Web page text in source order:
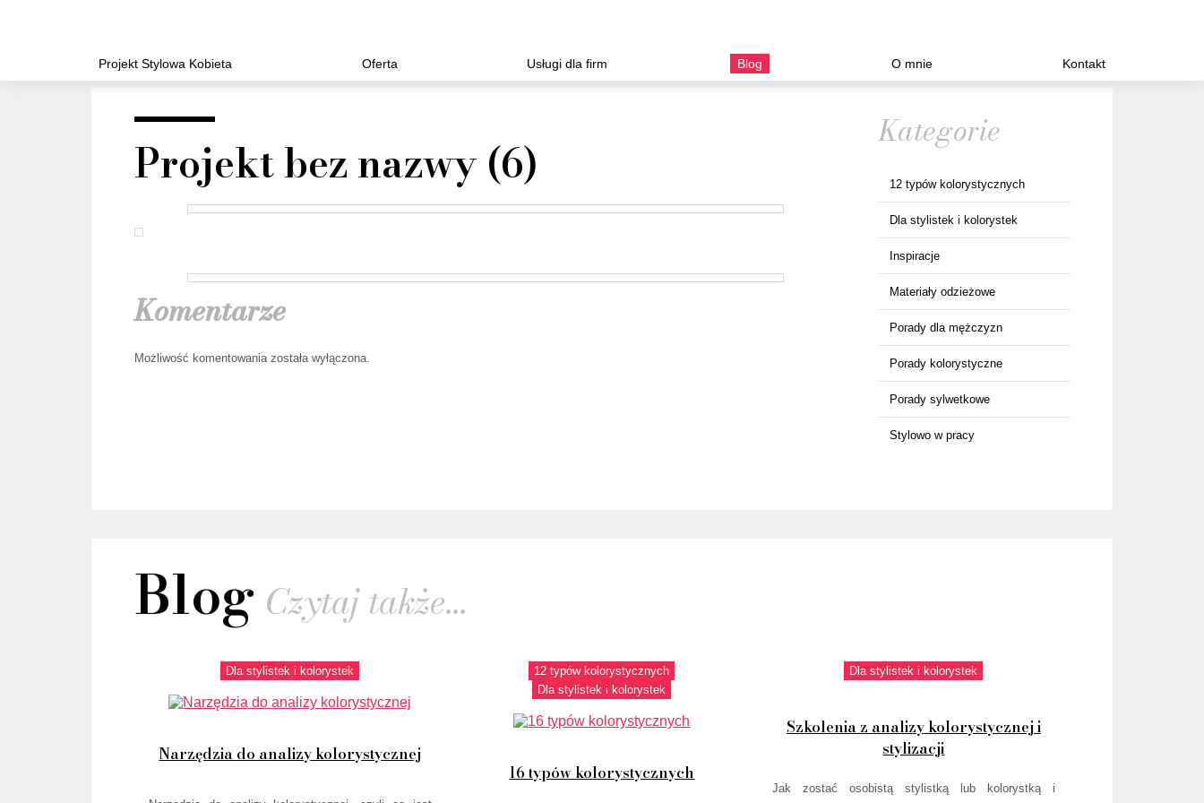
Projekt Stylowa Kobieta Oferta Usługi dla firm Blog O mnie Kontakt
Projekt bez nazwy (6)
Komentarze
Możliwość komentowania została wyłączona.
Kategorie
12 typów kolorystycznych
Dla stylistek i kolorystek
Inspiracje
Materiały odzieżowe
Porady dla mężczyzn
Porady kolorystyczne
Porady sylwetkowe
Stylowo w pracy
Blog Czytaj także...
Dla stylistek i kolorystek
Narzędzia do analizy kolorystycznej
12 typów kolorystycznych
Dla stylistek i kolorystek
16 typów kolorystycznych
Dla stylistek i kolorystek
Szkolenia z analizy kolorystycznej i
stylizacji
Jak zostać osobistą stylistką lub kolorystką i